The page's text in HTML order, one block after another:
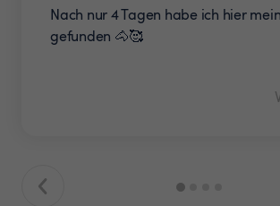
Nach nur 4 Tagen habe ich hier
gefunden 🐴🥰